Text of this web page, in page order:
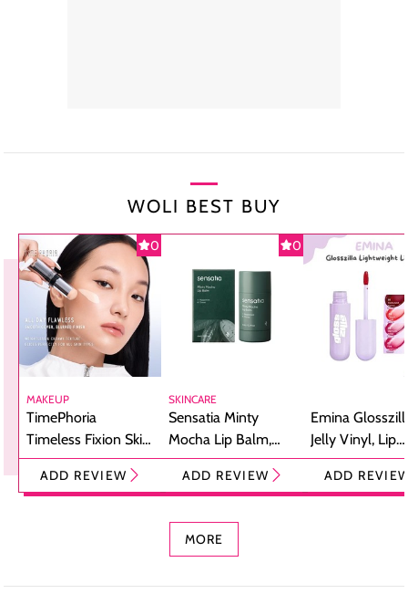
WOLI BEST BUY
0
MAKEUP
TimePhoria
Timeless Fixion Skin
Tint Stick,
Foundation dan
ADD REVIEW
0
SKINCARE
Sensatia Minty
Mocha Lip Balm,
Pelembap Bibir
dengan Aroma
ADD REVIEW
Emina
Jelly Vinyl, Lip
Cream Glossy
Ringan
ADD
MORE